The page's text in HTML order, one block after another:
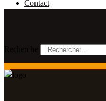
Contact